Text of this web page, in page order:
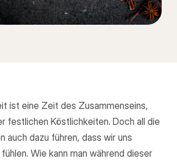
ist eine Zeit des Zusammenseins,
festlichen Köstlichkeiten. Doch all die
auch dazu führen, dass wir uns
Wie kann man während dieser